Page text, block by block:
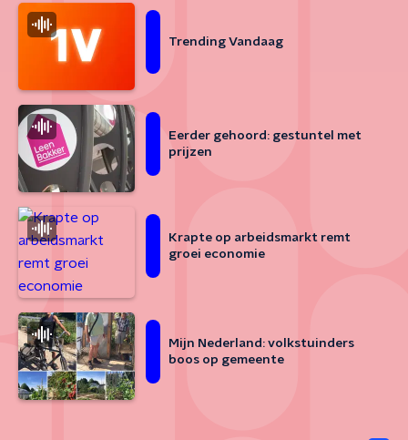
Trending Vandaag
Eerder gehoord: gestuntel met
prijzen
Krapte op arbeidsmarkt remt
groei economie
Mijn Nederland: volkstuinders
boos op gemeente